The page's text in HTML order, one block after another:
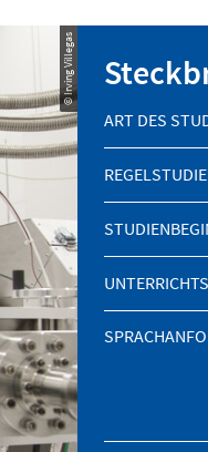
© Irving Villegas
ART DES